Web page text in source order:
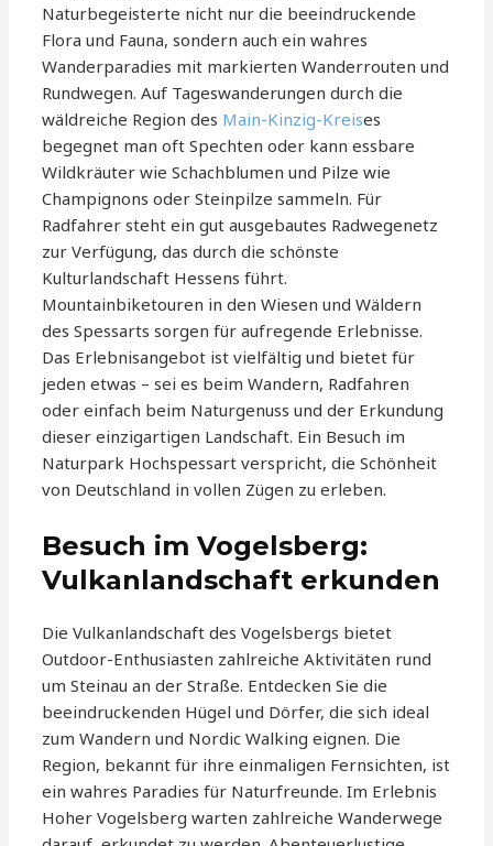
Naturbegeisterte nicht nur die beeindruckende
Flora und Fauna, sondern auch ein wahres
Wanderparadies mit markierten Wanderrouten und
Rundwegen. Auf Tageswanderungen durch die
wäldreiche Region des Main-Kinzig-Kreises
begegnet man oft Spechten oder kann essbare
Wildkräuter wie Schachblumen und Pilze wie
Champignons oder Steinpilze sammeln. Für
Radfahrer steht ein gut ausgebautes Radwegenetz
zur Verfügung, das durch die schönste
Kulturlandschaft Hessens führt.
Mountainbiketouren in den Wiesen und Wäldern
des Spessarts sorgen für aufregende Erlebnisse.
Das Erlebnisangebot ist vielfältig und bietet für
jeden etwas – sei es beim Wandern, Radfahren
oder einfach beim Naturgenuss und der Erkundung
dieser einzigartigen Landschaft. Ein Besuch im
Naturpark Hochspessart verspricht, die Schönheit
von Deutschland in vollen Zügen zu erleben.
Besuch im Vogelsberg:
Vulkanlandschaft erkunden
Die Vulkanlandschaft des Vogelsbergs bietet
Outdoor-Enthusiasten zahlreiche Aktivitäten rund
um Steinau an der Straße. Entdecken Sie die
beeindruckenden Hügel und Dörfer, die sich ideal
zum Wandern und Nordic Walking eignen. Die
Region, bekannt für ihre einmaligen Fernsichten, ist
ein wahres Paradies für Naturfreunde. Im Erlebnis
Hoher Vogelsberg warten zahlreiche Wanderwege